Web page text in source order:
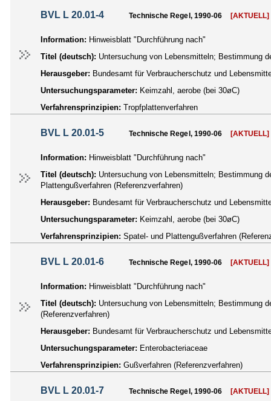
BVL L 20.01-4 Technische Regel, 1990-06 [AKTUELL]
Information: Hinweisblatt "Durchführung nach"
Titel (deutsch): Untersuchung von Lebensmitteln; Bestimmung
Herausgeber: Bundesamt für Verbraucherschutz und
Untersuchungsparameter: Keimzahl, aerobe (bei 30øC)
Verfahrensprinzipien: Tropfplattenverfahren
BVL L 20.01-5 Technische Regel, 1990-06 [AKTUELL]
Information: Hinweisblatt "Durchführung nach"
Titel (deutsch): Untersuchung von Lebensmitteln; Bestimmung
Plattengußverfahren (Referenzverfahren)
Herausgeber: Bundesamt für Verbraucherschutz und
Untersuchungsparameter: Keimzahl, aerobe (bei 30øC)
Verfahrensprinzipien: Spatel- und Plattengußverfahren
BVL L 20.01-6 Technische Regel, 1990-06 [AKTUELL]
Information: Hinweisblatt "Durchführung nach"
Titel (deutsch): Untersuchung von Lebensmitteln; Bestimmung
(Referenzverfahren)
Herausgeber: Bundesamt für Verbraucherschutz und
Untersuchungsparameter: Enterobacteriaceae
Verfahrensprinzipien: Gußverfahren (Referenzverfahren)
BVL L 20.01-7 Technische Regel, 1990-06 [AKTUELL]